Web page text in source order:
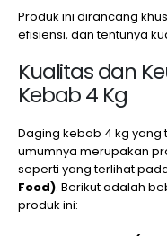
Produk ini dirancang
efisiensi, dan tentunya
Kualitas dan
Kebab 4 Kg
Daging kebab 4 kg yang
umumnya merupakan
seperti yang terlihat
Food). Berikut adalah
produk ini: